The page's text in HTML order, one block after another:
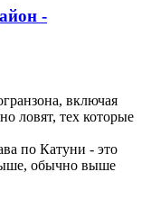
-
включая
ловят, тех которые
по Катуни - это
обычно выше